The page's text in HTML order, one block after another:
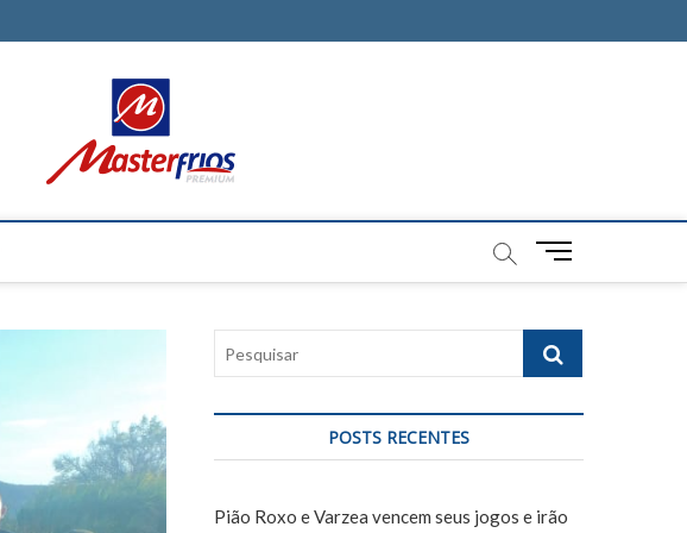
M
u
B
u
o
q
a
POSTS RECENTES
Pião Roxo e Varzea vencem seus jogos e irão